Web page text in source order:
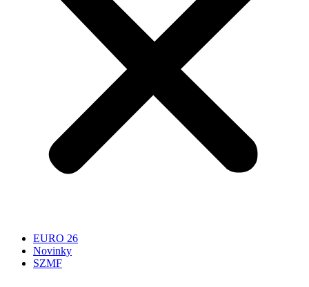
EURO 26
Novinky
SZMF